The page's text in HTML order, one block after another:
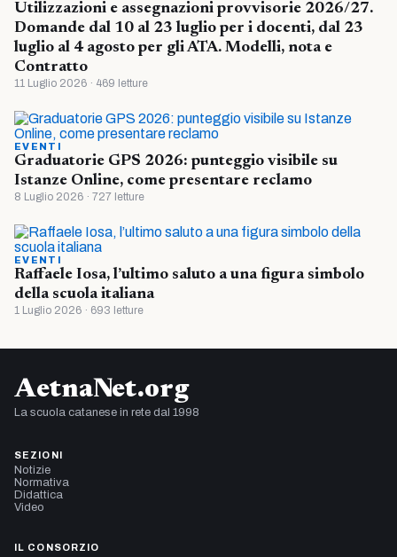
Utilizzazioni e assegnazioni provvisorie 2026/27.
Domande dal 10 al 23 luglio per i docenti, dal 23
luglio al 4 agosto per gli ATA. Modelli, nota e
Contratto
11 Luglio 2026 · 469 letture
EVENTI
Graduatorie GPS 2026: punteggio visibile su
Istanze Online, come presentare reclamo
8 Luglio 2026 · 727 letture
EVENTI
Raffaele Iosa, l’ultimo saluto a una figura simbolo
della scuola italiana
1 Luglio 2026 · 693 letture
AetnaNet.org
La scuola catanese in rete dal 1998
SEZIONI
Notizie
Normativa
Didattica
Video
IL CONSORZIO